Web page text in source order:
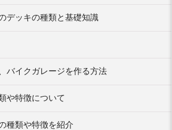
デッキの種類と基礎知識
バイクガレージを作る方法
や特徴について
種類や特徴を紹介